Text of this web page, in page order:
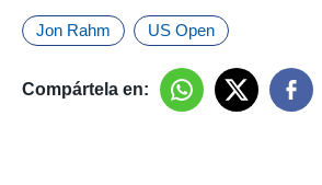
Jon Rahm US Open
Compártela en: